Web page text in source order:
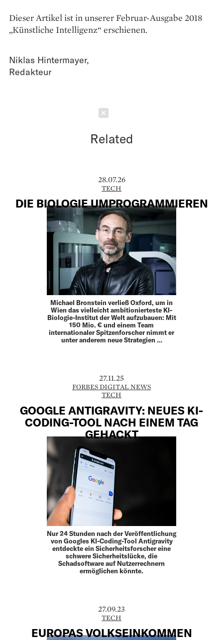
Dieser Artikel ist in unserer Februar-Ausgabe 2018
„Künstliche Intelligenz“ erschienen.
Niklas Hintermayer,
Redakteur
Related
28.07.26
TECH
DIE BIOLOGIE UMPROGRAMMIEREN
Michael Bronstein verließ Oxford, um in
Wien das vielleicht ambitionierteste KI-
Biologie-Institut der Welt aufzubauen: Mit
150 Mio. € und einem Team
internationaler Spitzenforscher nimmt er
unter anderem neue Strategien …
27.11.25
FORBES DIGITAL NEWS
TECH
GOOGLE ANTIGRAVITY: NEUES KI-
CODING-TOOL NACH EINEM TAG
GEHACKT
Nur 24 Stunden nach der Veröffentlichung
von Googles KI-Coding-Tool Antigravity
entdeckte ein Sicherheitsforscher eine
schwere Sicherheitslücke, die
Schadsoftware auf Nutzerrechnern
ermöglichen könnte.
27.09.23
TECH
EUROPAS VOLKSEINKOMMEN